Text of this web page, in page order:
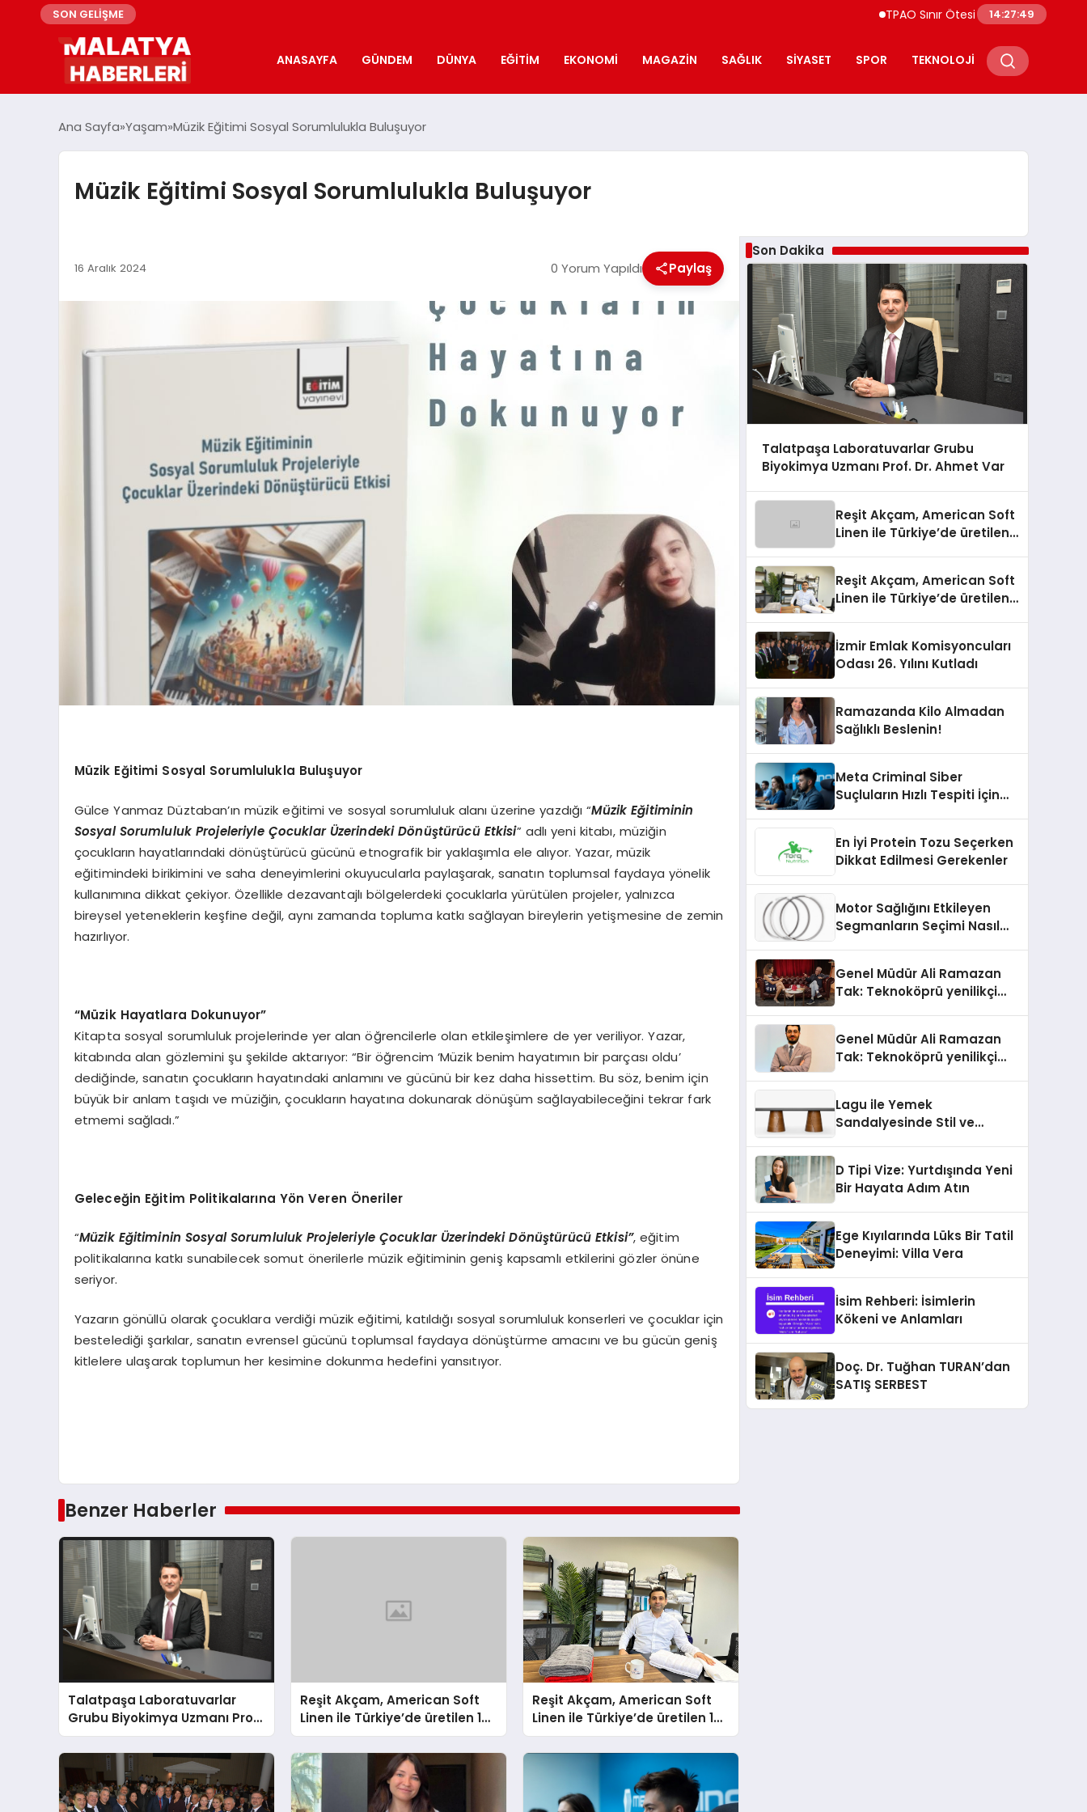
SON GELİŞME TPAO Sınır Ötesi Ortaklıklarını
14:27:50
ANASAYFA GÜNDEM DÜNYA EĞITIM EKONOMI MAGAZIN SAĞLIK SIYASET SPOR TEKNOLOJI
Ana Sayfa Yaşam Müzik Eğitimi Sosyal Sorumlulukla Buluşuyor
Müzik Eğitimi Sosyal Sorumlulukla Buluşuyor
16 Aralık 2024 0 Yorum Yapıldı Paylaş
Müzik Eğitimi Sosyal Sorumlulukla Buluşuyor
Gülce Yanmaz Düztaban’ın müzik eğitimi ve sosyal sorumluluk alanı üzerine yazdığı “Müzik Eğitiminin
Sosyal Sorumluluk Projeleriyle Çocuklar Üzerindeki Dönüştürücü Etkisi” adlı yeni kitabı, müziğin
çocukların hayatlarındaki dönüştürücü gücünü etnografik bir yaklaşımla ele alıyor. Yazar, müzik
eğitimindeki birikimini ve saha deneyimlerini okuyucularla paylaşarak, sanatın toplumsal faydaya yönelik
kullanımına dikkat çekiyor. Özellikle dezavantajlı bölgelerdeki çocuklarla yürütülen projeler, yalnızca
bireysel yeteneklerin keşfine değil, aynı zamanda topluma katkı sağlayan bireylerin yetişmesine de zemin
hazırlıyor.
“Müzik Hayatlara Dokunuyor”
Kitapta sosyal sorumluluk projelerinde yer alan öğrencilerle olan etkileşimlere de yer veriliyor. Yazar,
kitabında alan gözlemini şu şekilde aktarıyor: “Bir öğrencim ‘Müzik benim hayatımın bir parçası oldu’
dediğinde, sanatın çocukların hayatındaki anlamını ve gücünü bir kez daha hissettim. Bu söz, benim için
büyük bir anlam taşıdı ve müziğin, çocukların hayatına dokunarak dönüşüm sağlayabileceğini tekrar fark
etmemi sağladı.”
Geleceğin Eğitim Politikalarına Yön Veren Öneriler
“Müzik Eğitiminin Sosyal Sorumluluk Projeleriyle Çocuklar Üzerindeki Dönüştürücü Etkisi”, eğitim
politikalarına katkı sunabilecek somut önerilerle müzik eğitiminin geniş kapsamlı etkilerini gözler önüne
seriyor.
Yazarın gönüllü olarak çocuklara verdiği müzik eğitimi, katıldığı sosyal sorumluluk konserleri ve çocuklar için
bestelediği şarkılar, sanatın evrensel gücünü toplumsal faydaya dönüştürme amacını ve bu gücün geniş
kitlelere ulaşarak toplumun her kesimine dokunma hedefini yansıtıyor.
Benzer Haberler
Talatpaşa Laboratuvarlar
Grubu Biyokimya Uzmanı Prof.
Dr. Ahmet Var
Reşit Akçam, American Soft
Linen ile Türkiye’de üretilen 10
milyon havluyu her yıl
Amerikalı tüketicilerle
buluşturuyor
Reşit Akçam, American Soft
Linen ile Türkiye’de üretilen 10
milyon havluyu her yıl
Amerikalı tüketicilerle
Son Dakika
Talatpaşa Laboratuvarlar Grubu
Biyokimya Uzmanı Prof. Dr. Ahmet Var
Reşit Akçam, American Soft
Linen ile Türkiye’de üretilen
buluşturuyor
Reşit Akçam, American Soft
Linen ile Türkiye’de üretilen
buluşturuyor
İzmir Emlak Komisyoncuları
Odası 26. Yılını Kutladı
Ramazanda Kilo Almadan
Sağlıklı Beslenin!
Meta Criminal Siber
Suçluların Hızlı Tespiti İçin
En İyi Protein Tozu Seçerken
Dikkat Edilmesi Gerekenler
Motor Sağlığını Etkileyen
Segmanların Seçimi Nasıl
Genel Müdür Ali Ramazan
Tak: Teknoköprü yenilikçi
Genel Müdür Ali Ramazan
Tak: Teknoköprü yenilikçi
Lagu ile Yemek
Sandalyesinde Stil ve
D Tipi Vize: Yurtdışında Yeni
Bir Hayata Adım Atın
Ege Kıyılarında Lüks Bir Tatil
Deneyimi: Villa Vera
İsim Rehberi: İsimlerin
Kökeni ve Anlamları
Doç. Dr. Tuğhan TURAN’dan
SATIŞ SERBEST